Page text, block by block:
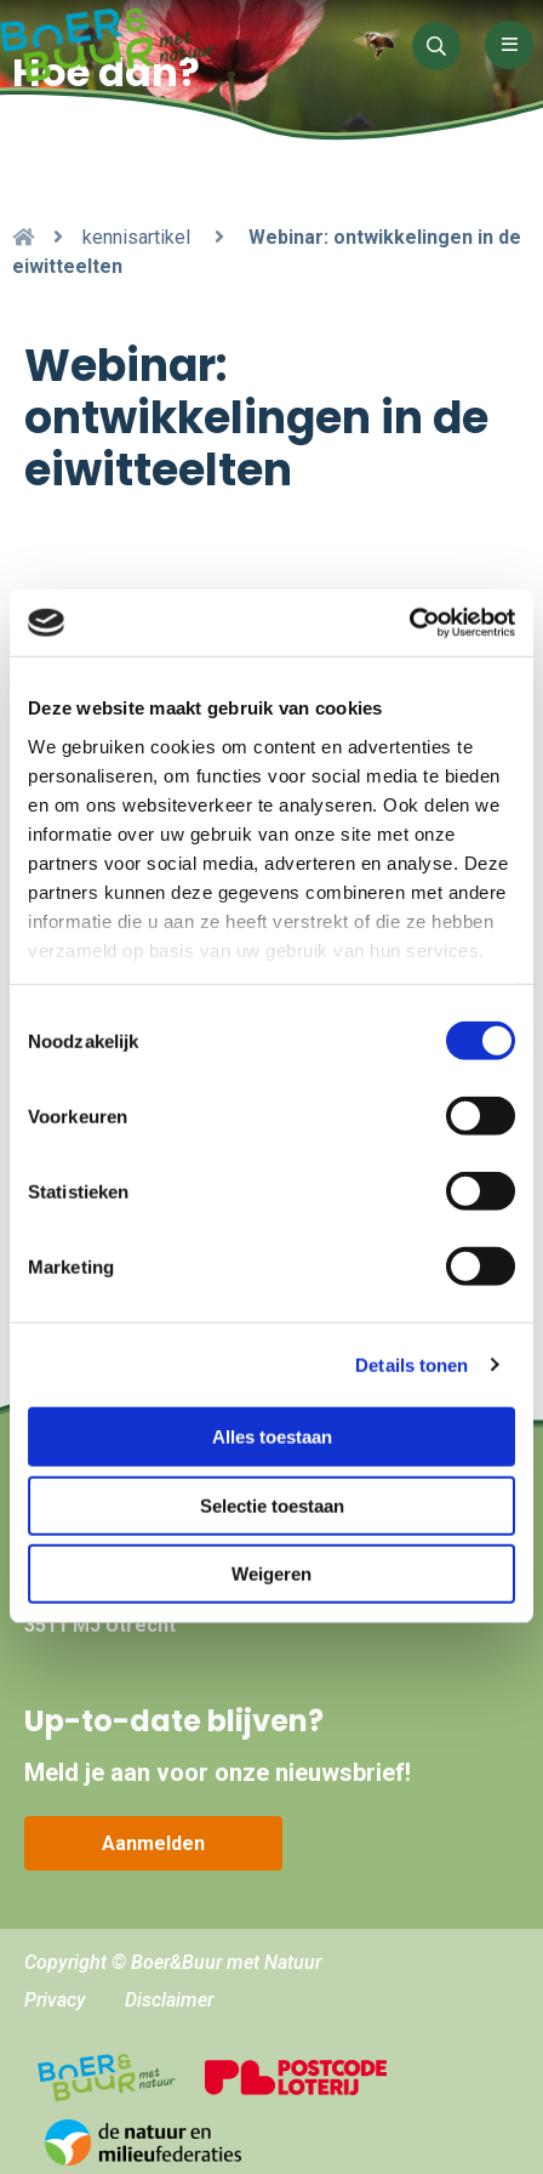
Deze website maakt gebruik van cookies
We gebruiken cookies om content en advertenties te
personaliseren, om functies voor social media te bieden
en om ons websiteverkeer te analyseren. Ook delen we
informatie over uw gebruik van onze site met onze
partners voor social media, adverteren en analyse. Deze
partners kunnen deze gegevens combineren met andere
informatie die u aan ze heeft verstrekt of die ze hebben
verzameld op basis van uw gebruik van hun services.
Noodzakelijk
Voorkeuren
Statistieken
Marketing
Details tonen
Alles toestaan
Selectie toestaan
Weigeren
Zoeken
Hoe dan?
kennisartikel
Webinar: ontwikkelingen in de
eiwitteelten
Webinar:
ontwikkelingen in de
eiwitteelten
In dit webinar wordt de transitie naar
eiwitteelten in Nederland besproken.
hallo@boerenbuurmetnatuur.nl
Arthur van Schendelstraat 600
3511 MJ Utrecht
Up-to-date blijven?
Meld je aan voor onze nieuwsbrief!
Aanmelden
Copyright © Boer&Buur met Natuur
Privacy
Disclaimer